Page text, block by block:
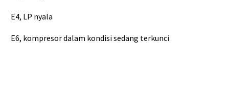
E4, LP nyala
E6, kompresor dalam kondisi sedang terkunci